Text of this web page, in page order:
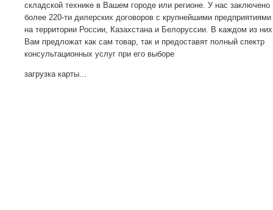
складской технике в Вашем городе или регионе. У нас заключено
более 220-ти дилерских договоров с крупнейшими предприятиями
на территории России, Казахстана и Белоруссии. В каждом из них
Вам предложат как сам товар, так и предоставят полный спектр
консультационных услуг при его выборе
загрузка карты...